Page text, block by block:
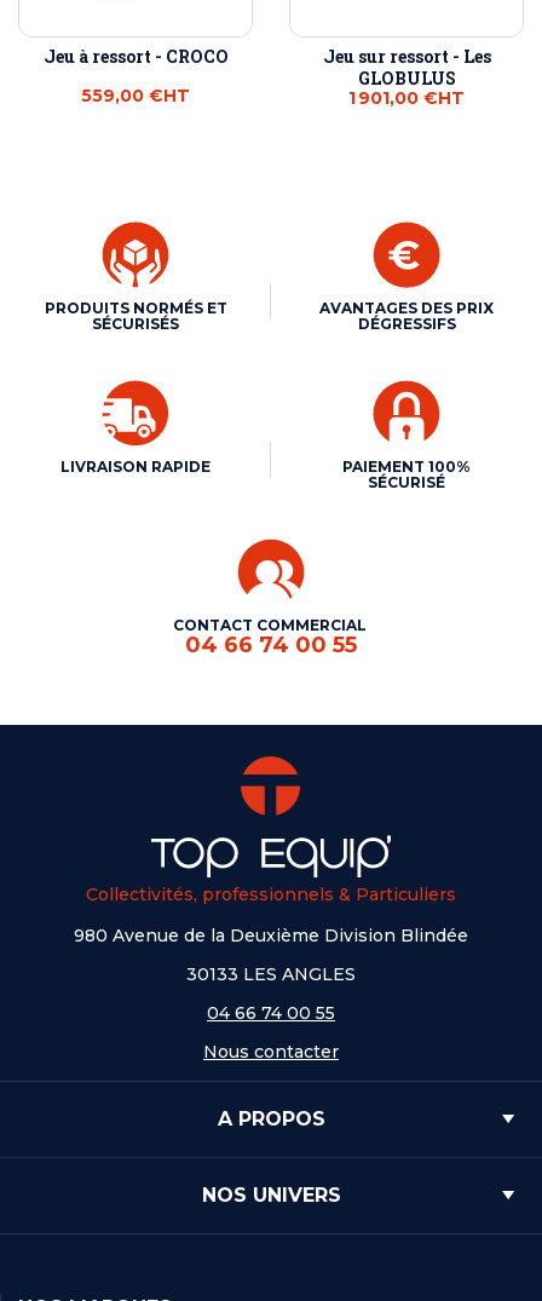
Jeu à ressort - CROCO
559,00 €HT
Jeu sur ressort - Les
GLOBULUS
1 901,00 €HT
PRODUITS NORMÉS ET
SÉCURISÉS
AVANTAGES DES PRIX
DÉGRESSIFS
LIVRAISON RAPIDE
PAIEMENT 100%
SÉCURISÉ
CONTACT COMMERCIAL
04 66 74 00 55
Collectivités, professionnels & Particuliers
980 Avenue de la Deuxième Division Blindée
30133 LES ANGLES
04 66 74 00 55
Nous contacter
A PROPOS
NOS UNIVERS